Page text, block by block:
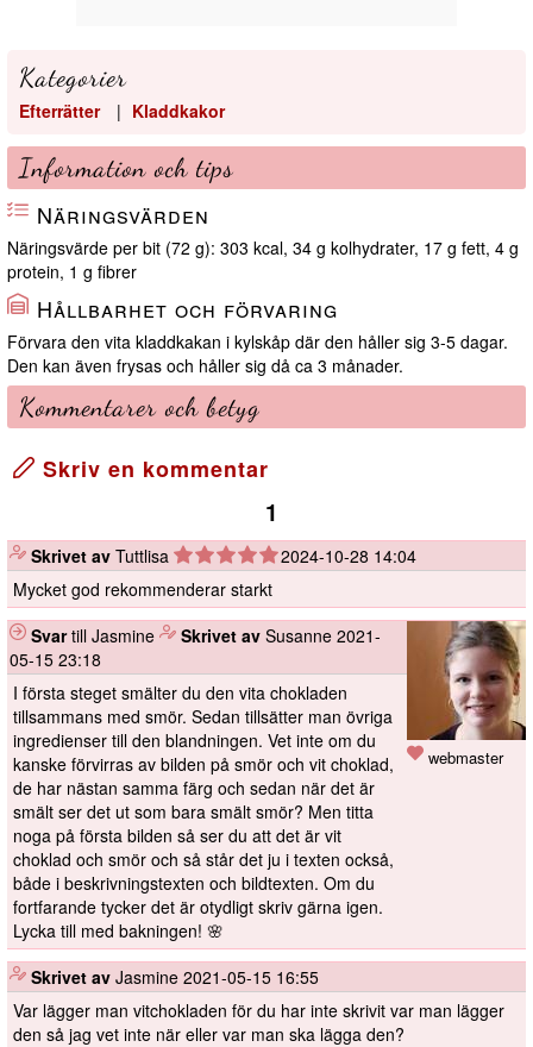
Kategorier
Efterrätter | Kladdkakor
Information och tips
Näringsvärden
Näringsvärde per bit (72 g): 303 kcal, 34 g kolhydrater, 17 g fett, 4 g
protein, 1 g fibrer
Hållbarhet och förvaring
Förvara den vita kladdkakan i kylskåp där den håller sig 3-5 dagar.
Den kan även frysas och håller sig då ca 3 månader.
Kommentarer och betyg
Skriv en kommentar
1
Skrivet av Tuttlisa
2024-10-28 14:04
Mycket god rekommenderar starkt
webmaster
Svartill Jasmine Skrivet av Susanne 2021-
05-15 23:18
I första steget smälter du den vita chokladen
tillsammans med smör. Sedan tillsätter man övriga
ingredienser till den blandningen. Vet inte om du
kanske förvirras av bilden på smör och vit choklad,
de har nästan samma färg och sedan när det är
smält ser det ut som bara smält smör? Men titta
noga på första bilden så ser du att det är vit
choklad och smör och så står det ju i texten också,
både i beskrivningstexten och bildtexten. Om du
fortfarande tycker det är otydligt skriv gärna igen.
Lycka till med bakningen! 🌸
Skrivet av Jasmine 2021-05-15 16:55
Var lägger man vitchokladen för du har inte skrivit var man lägger
den så jag vet inte när eller var man ska lägga den?